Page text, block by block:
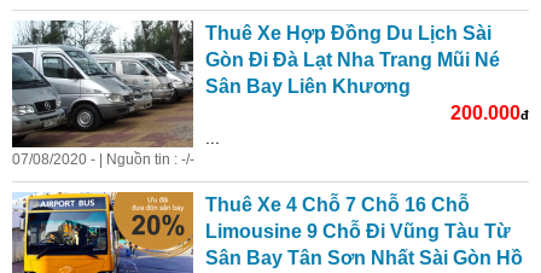
Thuê Xe Hợp Đồng Du Lịch Sài
Gòn Đi Đà Lạt Nha Trang Mũi Né
Sân Bay Liên Khương
200.000đ
07/08/2020 - | Nguồn tin : -/-
Thuê Xe 4 Chỗ 7 Chỗ 16 Chỗ
Limousine 9 Chỗ Đi Vũng Tàu Từ
Sân Bay Tân Sơn Nhất Sài Gòn Hồ